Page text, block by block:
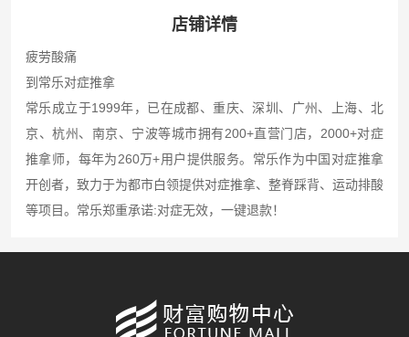
店铺详情
疲劳酸痛
到常乐对症推拿
常乐成立于1999年，已在成都、重庆、深圳、广州、上海、北
京、杭州、南京、宁波等城市拥有200+直营门店，2000+对症
推拿师，每年为260万+用户提供服务。常乐作为中国对症推拿
开创者，致力于为都市白领提供对症推拿、整脊踩背、运动排酸
等项目。常乐郑重承诺:对症无效，一键退款！